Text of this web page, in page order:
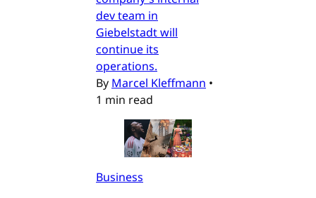
dev team in
Giebelstadt will
continue its
operations.
By Marcel Kleffmann •
1 min read
Business